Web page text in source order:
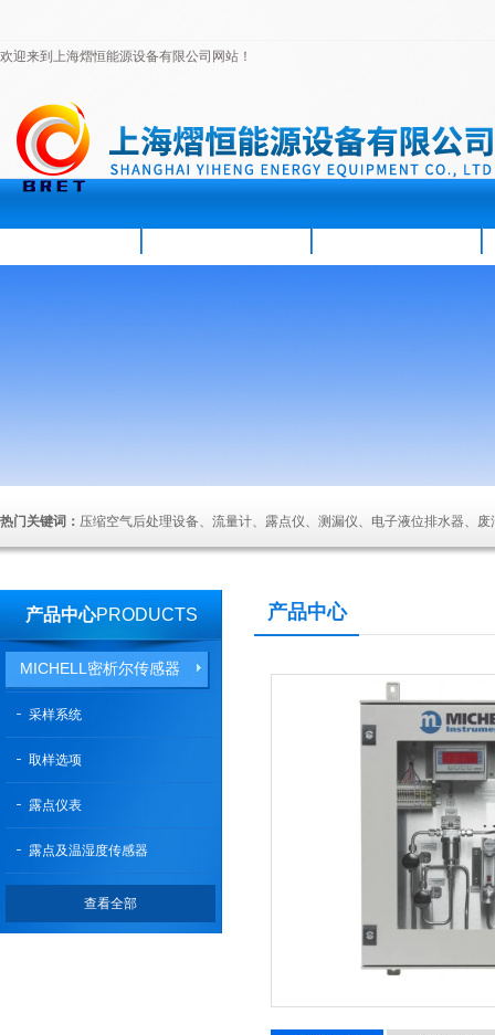
欢迎来到上海熠恒能源设备有限公司网站！
热门关键词： 压缩空气后处理设备、流量计、露点仪、测漏仪、电子液位排水器、
产品中心PRODUCTS
MICHELL密析尔传感器
采样系统
取样选项
露点仪表
露点及温湿度传感器
查看全部
产品中心